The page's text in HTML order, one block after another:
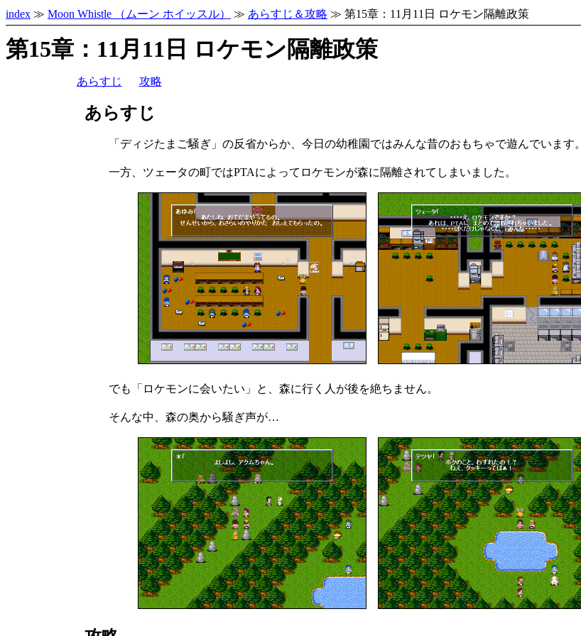
index ≫ Moon Whistle （ムーン ホイッスル） ≫ あらすじ＆攻略 ≫ 第15章：11月11日 ロケモン隔離政策
第15章：11月11日 ロケモン隔離政策
あらすじ 攻略
あらすじ
「ディジたまご騒ぎ」の反省からか、今日の幼稚園ではみんな昔のおもちゃで遊んでいます。
一方、ツェータの町ではPTAによってロケモンが森に隔離されてしまいました。
でも「ロケモンに会いたい」と、森に行く人が後を絶ちません。
そんな中、森の奥から騒ぎ声が…